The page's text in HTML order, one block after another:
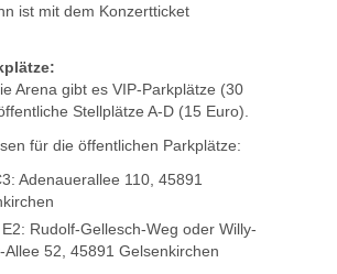
ist mit dem Konzertticket
Arena gibt es VIP-Parkplätze (30
Stellplätze A-D (15 Euro).
für die öffentlichen Parkplätze:
Adenauerallee 110, 45891
Rudolf-Gellesch-Weg oder Willy-
Allee 52, 45891 Gelsenkirchen